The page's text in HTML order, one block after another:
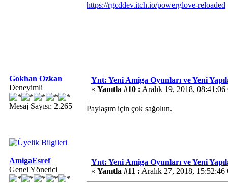
https://rgcddev.itch.io/powerglove-reloaded
Gokhan Ozkan
Deneyimli
Mesaj Sayısı: 2.265
Ynt: Yeni Amiga Oyunları ve Yeni
« Yanıtla #10 : Aralık 19, 2018,
Paylaşım için çok sağolun.
AmigaEsref
Genel Yönetici
Ynt: Yeni Amiga Oyunları ve Yeni
« Yanıtla #11 : Aralık 27, 2018, 15:52:46